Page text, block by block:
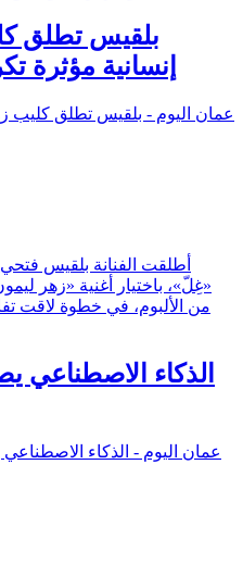
بلقيس تطلق
إنسانية مؤثرة
أطلقت الفنانة بلقيس فتحي
«غِلّ»، باختيار أغنية «زهر
من الألبوم، في خطوة لاقت
الذكاء الاصطناعي